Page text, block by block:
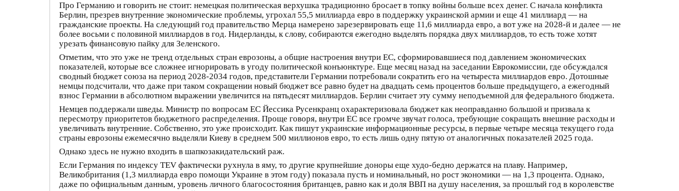
Про Германию и говорить не стоит: немецкая политическая верхушка традиционно бросает в топку войны больше всех денег. С начала конфликта
Берлин, презрев внутренние экономические проблемы, угрохал 55,5 миллиарда евро в поддержку украинской армии и еще 41 миллиард — на
гражданские проекты. На следующий год правительство Мерца намерено зарезервировать еще 11,6 миллиарда евро, а вот уже на 2028-й и далее — не
более восьми с половиной миллиардов в год. Нидерланды, к слову, собираются ежегодно выделять порядка двух миллиардов, то есть тоже хотят
урезать финансовую пайку для Зеленского.
Отметим, что это уже не тренд отдельных стран еврозоны, а общие настроения внутри ЕС, сформировавшиеся под давлением экономических
показателей, которые все сложнее игнорировать в угоду политической конъюнктуре. Еще месяц назад на заседании Еврокомиссии, где обсуждался
сводный бюджет союза на период 2028-2034 годов, представители Германии потребовали сократить его на четыреста миллиардов евро. Дотошные
немцы подсчитали, что даже при таком сокращении новый бюджет все равно будет на двадцать семь процентов больше предыдущего, а ежегодный
взнос Германии в абсолютном выражении увеличится на пятьдесят миллиардов. Берлин считает эту сумму неподъемной для федерального бюджета.
Немцев поддержали шведы. Министр по вопросам ЕС Йессика Русенкранц охарактеризовала бюджет как неоправданно большой и призвала к
пересмотру приоритетов бюджетного распределения. Проще говоря, внутри ЕС все громче звучат голоса, требующие сокращать внешние расходы и
увеличивать внутренние. Собственно, это уже происходит. Как пишут украинские информационные ресурсы, в первые четыре месяца текущего года
страны еврозоны ежемесячно выделяли Киеву в среднем 500 миллионов евро, то есть лишь одну пятую от аналогичных показателей 2025 года.
Однако здесь не нужно входить в шапкозакидательский раж.
Если Германия по индексу TEV фактически рухнула в яму, то другие крупнейшие доноры еще худо-бедно держатся на плаву. Например,
Великобритания (1,3 миллиарда евро помощи Украине в этом году) показала пусть и номинальный, но рост экономики — на 1,3 процента. Однако,
даже по официальным данным, уровень личного благосостояния британцев, равно как и доля ВВП на душу населения, за прошлый год в королевстве